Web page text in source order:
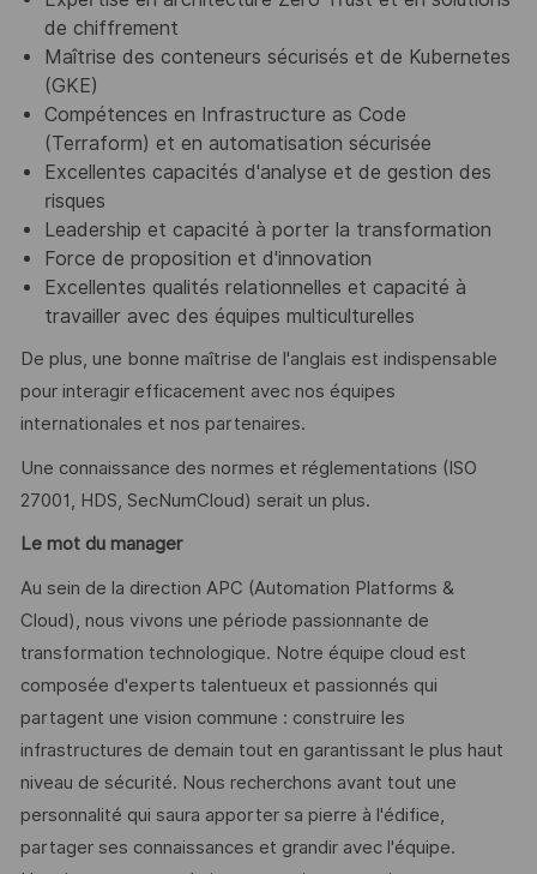
de chiffrement
Maîtrise des conteneurs sécurisés et de Kubernetes
(GKE)
Compétences en Infrastructure as Code
(Terraform) et en automatisation sécurisée
Excellentes capacités d'analyse et de gestion des
risques
Leadership et capacité à porter la transformation
Force de proposition et d'innovation
Excellentes qualités relationnelles et capacité à
travailler avec des équipes multiculturelles
De plus, une bonne maîtrise de l'anglais est indispensable
pour interagir efficacement avec nos équipes
internationales et nos partenaires.
Une connaissance des normes et réglementations (ISO
27001, HDS, SecNumCloud) serait un plus.
Le mot du manager
Au sein de la direction APC (Automation Platforms &
Cloud), nous vivons une période passionnante de
transformation technologique. Notre équipe cloud est
composée d'experts talentueux et passionnés qui
partagent une vision commune : construire les
infrastructures de demain tout en garantissant le plus haut
niveau de sécurité. Nous recherchons avant tout une
personnalité qui saura apporter sa pierre à l'édifice,
partager ses connaissances et grandir avec l'équipe.